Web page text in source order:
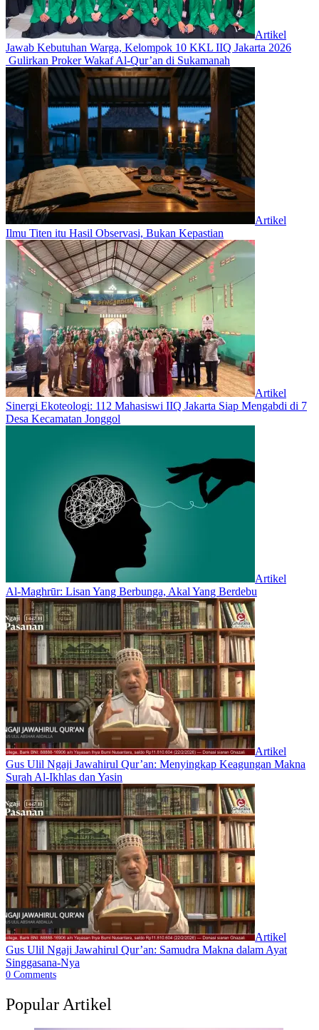
Artikel
Jawab Kebutuhan Warga, Kelompok 10 KKL IIQ Jakarta 2026
Gulirkan Proker Wakaf Al-Qur’an di Sukamanah
Artikel
Ilmu Titen itu Hasil Observasi, Bukan Kepastian
Artikel
‎Sinergi Ekoteologi: 112 Mahasiswi IIQ Jakarta Siap Mengabdi di 7
Desa Kecamatan Jonggol
Artikel
Al-Maghrūr: Lisan Yang Berbunga, Akal Yang Berdebu
Artikel
Gus Ulil Ngaji Jawahirul Qur’an: Menyingkap Keagungan Makna
Surah Al-Ikhlas dan Yasin
Artikel
Gus Ulil Ngaji Jawahirul Qur’an: Samudra Makna dalam Ayat
Singgasana-Nya
0 Comments
Popular Artikel